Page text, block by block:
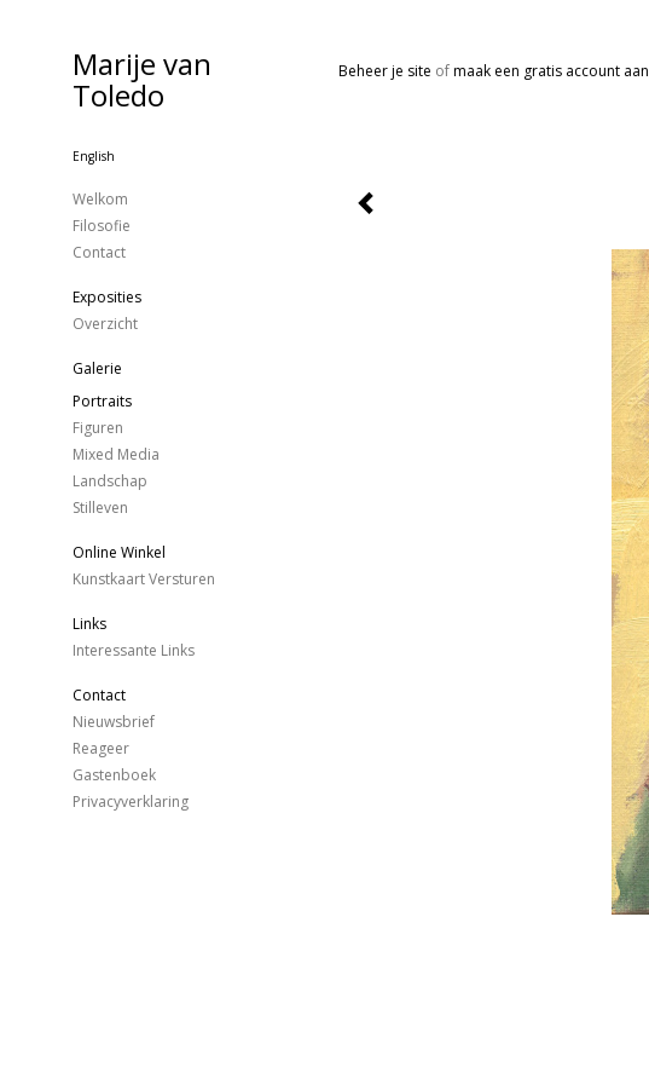
Beheer je site ofmaak een gratis account aan
Marije van
Toledo
English
Welkom
Filosofie
Contact
Exposities
Overzicht
Galerie
Portraits
Figuren
Mixed Media
Landschap
Stilleven
Online Winkel
Kunstkaart Versturen
Links
Interessante Links
Contact
Nieuwsbrief
Reageer
Gastenboek
Privacyverklaring